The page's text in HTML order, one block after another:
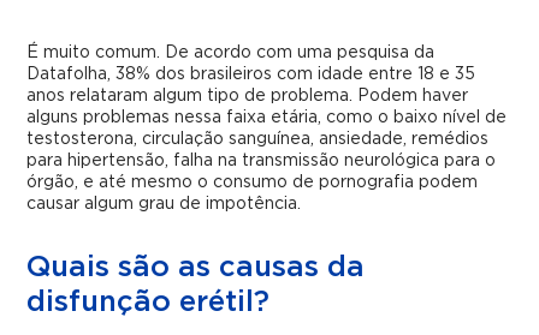
É muito comum. De acordo com uma pesquisa da
Datafolha, 38% dos brasileiros com idade entre 18 e 35
anos relataram algum tipo de problema. Podem haver
alguns problemas nessa faixa etária, como o baixo nível de
testosterona, circulação sanguínea, ansiedade, remédios
para hipertensão, falha na transmissão neurológica para o
órgão, e até mesmo o consumo de pornografia podem
causar algum grau de impotência.
Quais são as causas da
disfunção erétil?